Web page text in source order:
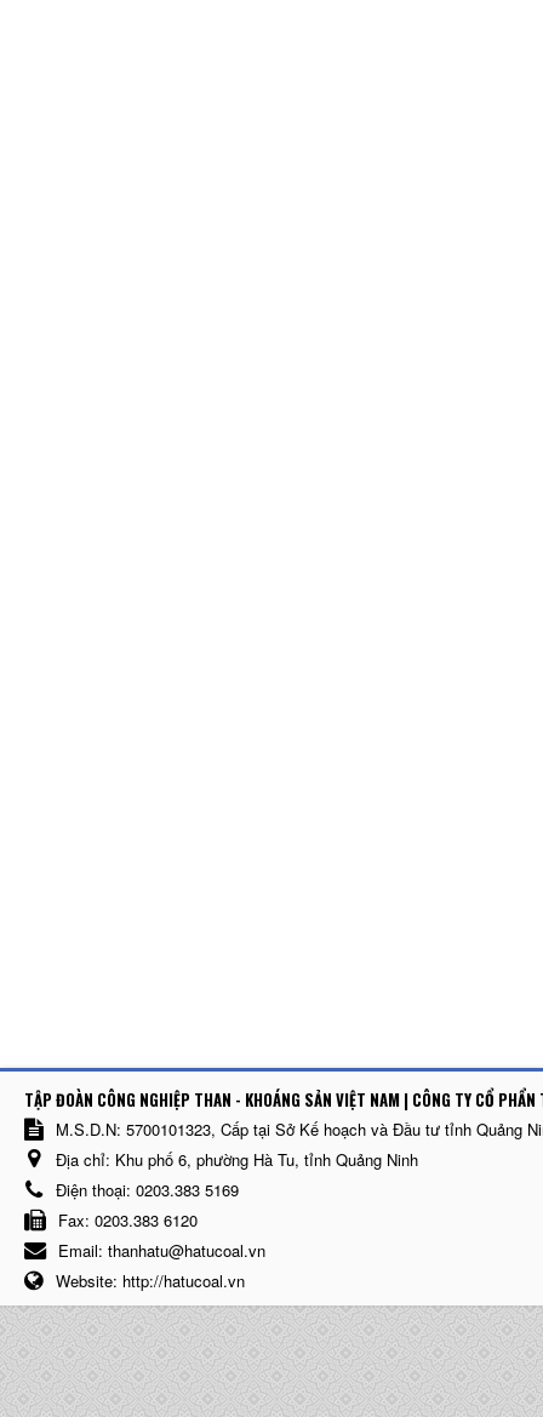
TẬP ĐOÀN CÔNG NGHIỆP THAN - KHOÁNG SẢN VIỆT NAM | CÔNG TY CỔ
M.S.D.N: 5700101323, Cấp tại Sở Kế hoạch và Đầu tư tỉnh Quảng
Địa chỉ: Khu phố 6, phường Hà Tu, tỉnh Quảng Ninh
Điện thoại: 0203.383 5169
Fax: 0203.383 6120
Email: thanhatu@hatucoal.vn
Website: http://hatucoal.vn